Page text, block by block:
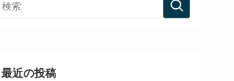
最近の投稿